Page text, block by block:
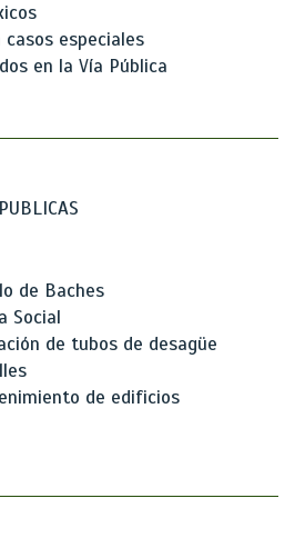
especiales
en la Vía Pública
de Baches
Social
de tubos de desagüe
de edificios